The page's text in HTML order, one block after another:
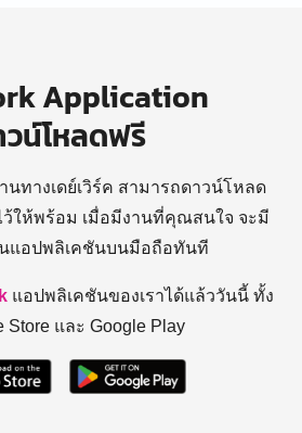
Application
น์โหลดฟรี
นทางเดย์เวิร์ค สามารถดาวน์โหลด
ว้ให้พร้อม เมื่อมีงานที่คุณสนใจ จะมี
นแอปพลิเคชันบนมือถือทันที
แอปพลิเคชันของเราได้แล้ววันนี้ ทั้ง
Store และ Google Play